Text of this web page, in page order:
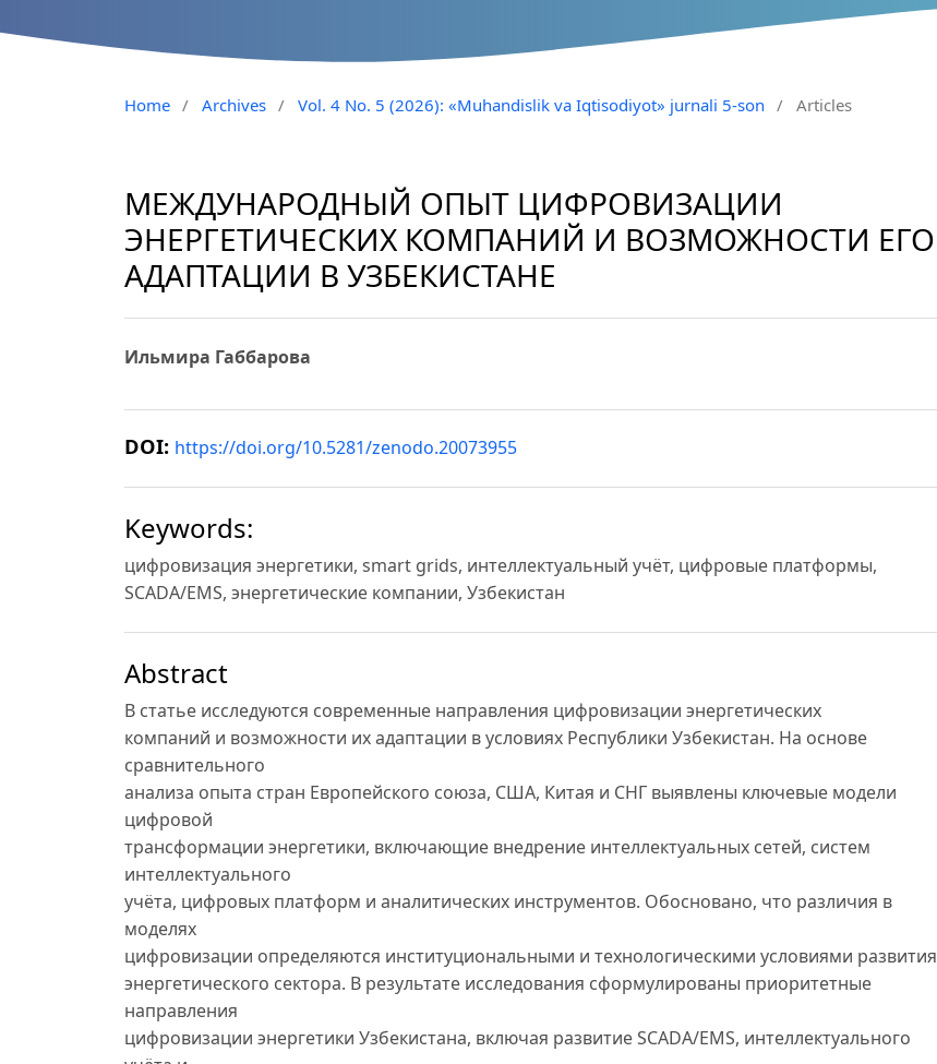
Home / Archives / Vol. 4 No. 5 (2026): «Muhandislik va Iqtisodiyot» jurnali 5-son / Articles
МЕЖДУНАРОДНЫЙ ОПЫТ ЦИФРОВИЗАЦИИ
ЭНЕРГЕТИЧЕСКИХ КОМПАНИЙ И ВОЗМОЖНОСТИ ЕГО
АДАПТАЦИИ В УЗБЕКИСТАНЕ
Ильмира Габбарова
DOI: https://doi.org/10.5281/zenodo.20073955
Keywords:
цифровизация энергетики, smart grids, интеллектуальный учёт, цифровые платформы,
SCADA/EMS, энергетические компании, Узбекистан
Abstract
В статье исследуются современные направления цифровизации энергетических
компаний и возможности их адаптации в условиях Республики Узбекистан. На основе
сравнительного
анализа опыта стран Европейского союза, США, Китая и СНГ выявлены ключевые модели
цифровой
трансформации энергетики, включающие внедрение интеллектуальных сетей, систем
интеллектуального
учёта, цифровых платформ и аналитических инструментов. Обосновано, что различия в
моделях
цифровизации определяются институциональными и технологическими условиями развития
энергетического сектора. В результате исследования сформулированы приоритетные
направления
цифровизации энергетики Узбекистана, включая развитие SCADA/EMS, интеллектуального